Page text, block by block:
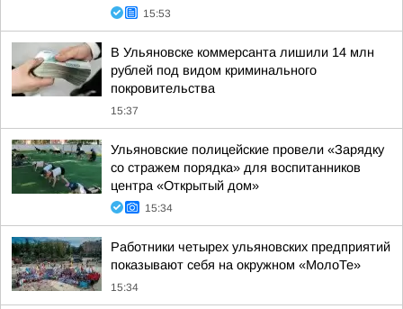
15:53
В Ульяновске коммерсанта лишили 14 млн
рублей под видом криминального
покровительства
15:37
Ульяновские полицейские провели «Зарядку
со стражем порядка» для воспитанников
центра «Открытый дом»
15:34
Работники четырех ульяновских предприятий
показывают себя на окружном «МолоТе»
15:34